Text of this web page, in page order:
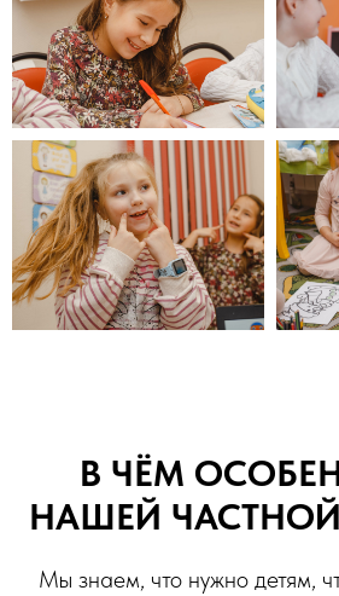
В ЧЁМ
НАШЕЙ
Мы знаем, что нужно детям,